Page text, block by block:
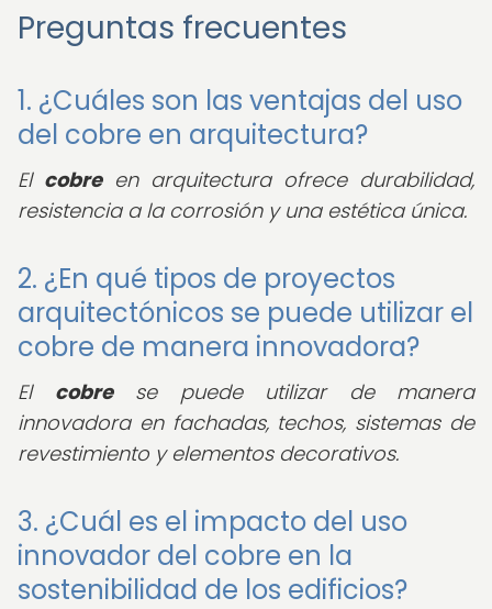
Preguntas frecuentes
1. ¿Cuáles son las ventajas del uso
del cobre en arquitectura?
El cobreen arquitectura ofrece durabilidad,
resistencia a la corrosión y una estética única.
2. ¿En qué tipos de proyectos
arquitectónicos se puede utilizar el
cobre de manera innovadora?
El cobrese puede utilizar de manera
innovadora en fachadas, techos, sistemas de
revestimiento y elementos decorativos.
3. ¿Cuál es el impacto del uso
innovador del cobre en la
sostenibilidad de los edificios?